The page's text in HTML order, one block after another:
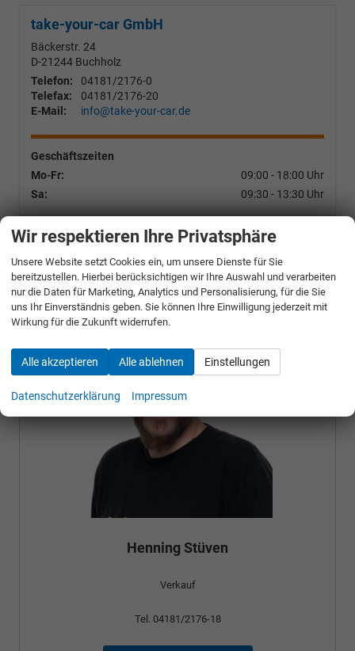
take-your-car GmbH
Bäckerstr. 24
D-21244 Buchholz
Telefon:
04181/2176-0
Telefax:
04181/2176-20
E-Mail:
info@take-your-car.de
Geschäftszeiten
Mo-Fr:
09:00 - 18:00 Uhr
Sa:
09:30 - 13:30 Uhr
Henning Stüven
Verkauf
Tel. 04181/2176-18
Wir respektieren Ihre Privatsphäre
Unsere Website setzt Cookies ein, um unsere Dienste für Sie
bereitzustellen. Hierbei berücksichtigen wir Ihre Auswahl und verarbeiten
nur die Daten für Marketing, Analytics und Personalisierung, für die Sie
uns Ihr Einverständnis geben. Sie können Ihre Einwilligung jederzeit mit
Wirkung für die Zukunft widerrufen.
Alle akzeptieren Alle ablehnen Einstellungen
Datenschutzerklärung Impressum